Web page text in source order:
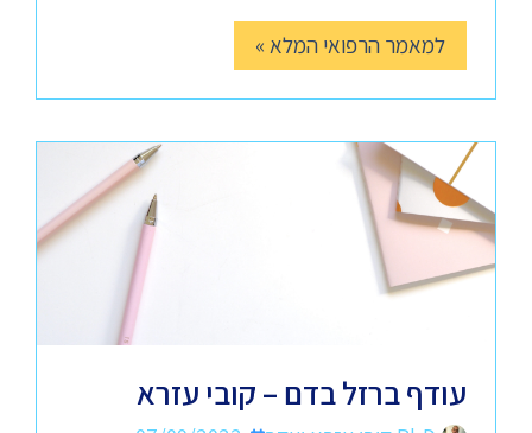
למאמר הרפואי המלא »
עודף ברזל בדם – קובי עזרא